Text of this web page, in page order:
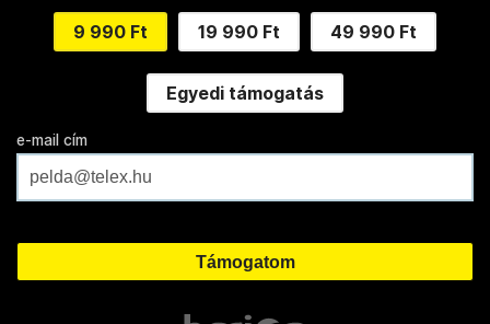
9 990 Ft 19 990 Ft 49 990 Ft
Egyedi támogatás
e-mail cím